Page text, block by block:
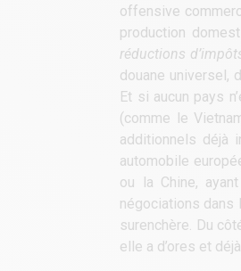
offensive
production
réductions
douane universel,
Et si aucun pays
(comme le
additionnels déjà
automobile
ou la Chine,
négociations dans
surenchère. Du
elle a d’ores et